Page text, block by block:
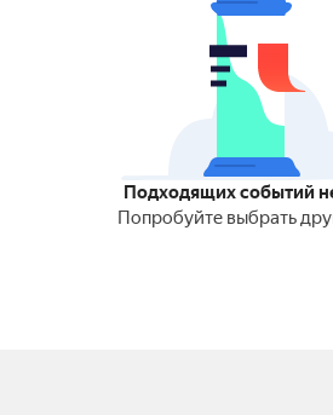
Подходящих событий
Попробуйте выбрать